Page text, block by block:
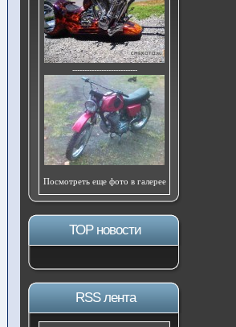
---------------------------
Посмотреть еще фото в галерее
ТОР новости
RSS лента